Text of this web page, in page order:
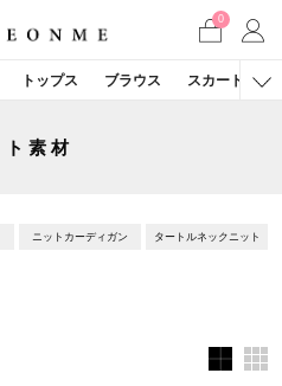
0
トップス ブラウス スカート
ト素材
ニットカーディガン タートルネックニット